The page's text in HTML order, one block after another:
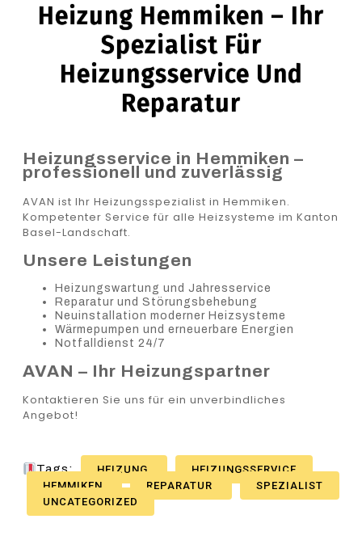
Heizung Hemmiken – Ihr
Spezialist Für
Heizungsservice Und
Reparatur
Heizungsservice in Hemmiken –
professionell und zuverlässig
AVAN ist Ihr Heizungsspezialist in Hemmiken.
Kompetenter Service für alle Heizsysteme im Kanton
Basel-Landschaft.
Unsere Leistungen
Heizungswartung und Jahresservice
Reparatur und Störungsbehebung
Neuinstallation moderner Heizsysteme
Wärmepumpen und erneuerbare Energien
Notfalldienst 24/7
AVAN – Ihr Heizungspartner
Kontaktieren Sie uns für ein unverbindliches
Angebot!
Tags: HEIZUNG
HEIZUNGSSERVICE
HEMMIKEN
REPARATUR
SPEZIALIST
UNCATEGORIZED